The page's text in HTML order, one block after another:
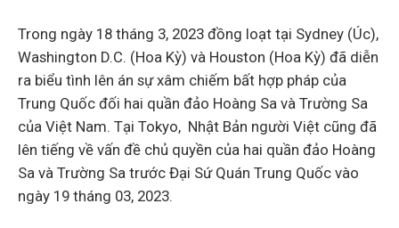
Trong ngày 18 tháng 3, 2023 đồng loạt tại Sydney (Úc),
Washington D.C. (Hoa Kỳ) và Houston (Hoa Kỳ) đã diễn
ra biểu tình lên án sự xâm chiếm bất hợp pháp của
Trung Quốc đối hai quần đảo Hoàng Sa và Trường Sa
của Việt Nam. Tại Tokyo, Nhật Bản người Việt cũng đã
lên tiếng về vấn đề chủ quyền của hai quần đảo Hoàng
Sa và Trường Sa trước Đại Sứ Quán Trung Quốc vào
ngày 19 tháng 03, 2023.